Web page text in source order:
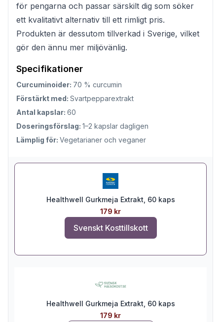
för pengarna och passar särskilt dig som söker
ett kvalitativt alternativ till ett rimligt pris.
Produkten är dessutom tillverkad i Sverige, vilket
gör den ännu mer miljövänlig.
Specifikationer
Curcuminoider: 70 % curcumin
Förstärkt med: Svartpepparextrakt
Antal kapslar: 60
Doseringsförslag: 1–2 kapslar dagligen
Lämplig för: Vegetarianer och veganer
Healthwell Gurkmeja Extrakt, 60 kaps
179 kr
Svenskt Kosttillskott
Healthwell Gurkmeja Extrakt, 60 kaps
179 kr